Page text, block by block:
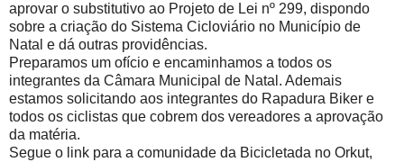
aprovar o substitutivo ao Projeto de Lei nº 299, dispondo
sobre a criação do Sistema Cicloviário no Município de
Natal e dá outras providências.
Preparamos um ofício e encaminhamos a todos os
integrantes da Câmara Municipal de Natal. Ademais
estamos solicitando aos integrantes do Rapadura Biker e
todos os ciclistas que cobrem dos vereadores a aprovação
da matéria.
Segue o link para a comunidade da Bicicletada no Orkut,